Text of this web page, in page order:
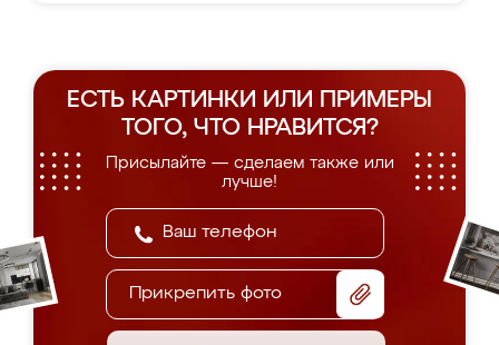
ЕСТЬ КАРТИНКИ ИЛИ ПРИМЕРЫ
ТОГО, ЧТО НРАВИТСЯ?
Присылайте — сделаем также или
лучше!
Прикрепить фото